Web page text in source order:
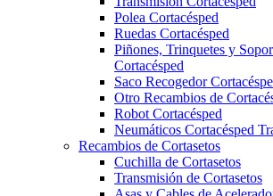
Polea Cortacésped
Ruedas Cortacésped
Piñones, Trinquetes y
Cortacésped
Saco Recogedor
Otro Recambios de
Robot Cortacésped
Neumáticos Cortacésped
Recambios de Cortasetos
Cuchilla de Cortasetos
Transmisión de Cortasetos